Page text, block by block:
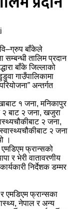
बाँकेले
सम्बन्धी तालिम प्रदान
बाँके जिल्लाको
गाउँपालिकामा
अन्तर्गत
१ जना, मनिकापुर
२ बाट २ जना, खजुरा
२ जना,
२ जना
।
फ्रान्सको
र भेरी वातावरणीय
निर्देशक डम्मर
एमडिएम फ्रान्सका
नेपाल र अन्य